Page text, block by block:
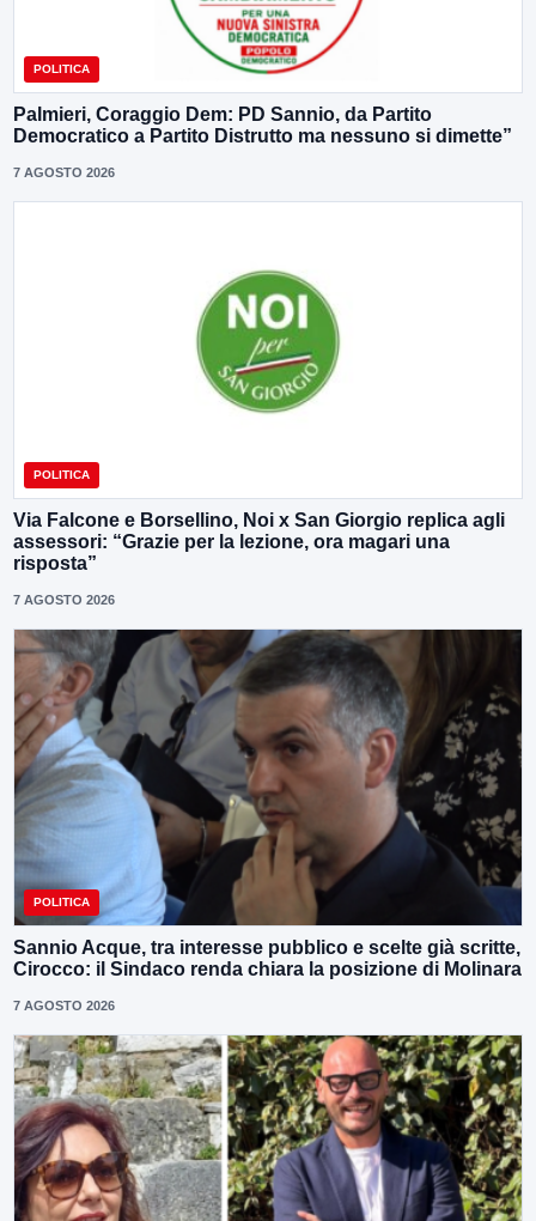
POLITICA
Palmieri, Coraggio Dem: PD Sannio, da Partito
Democratico a Partito Distrutto ma nessuno si dimette”
7 AGOSTO 2026
POLITICA
Via Falcone e Borsellino, Noi x San Giorgio replica agli
assessori: “Grazie per la lezione, ora magari una
risposta”
7 AGOSTO 2026
POLITICA
Sannio Acque, tra interesse pubblico e scelte già scritte,
Cirocco: il Sindaco renda chiara la posizione di Molinara
7 AGOSTO 2026